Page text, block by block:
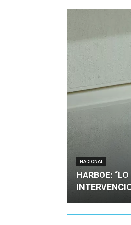
NACIONAL
HARBOE: